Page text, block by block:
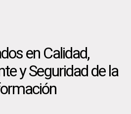
en Calidad,
y Seguridad de la